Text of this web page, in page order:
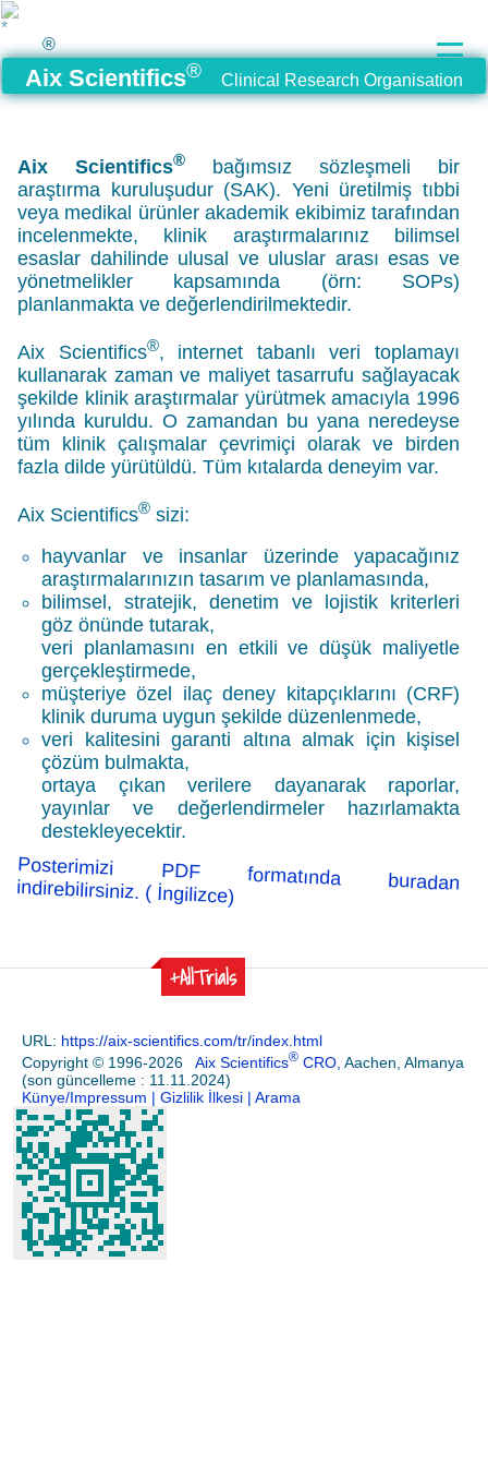
®
Aix Scientifics® Clinical Research Organisation
Aix Scientifics®bağımsız sözleşmeli bir
araştırma kuruluşudur (SAK). Yeni üretilmiş tıbbi
veya medikal ürünler akademik ekibimiz tarafından
incelenmekte, klinik araştırmalarınız bilimsel
esaslar dahilinde ulusal ve uluslar arası esas ve
yönetmelikler kapsamında (örn: SOPs)
planlanmakta ve değerlendirilmektedir.
Aix Scientifics®, internet tabanlı veri toplamayı
kullanarak zaman ve maliyet tasarrufu sağlayacak
şekilde klinik araştırmalar yürütmek amacıyla 1996
yılında kuruldu. O zamandan bu yana neredeyse
tüm klinik çalışmalar çevrimiçi olarak ve birden
fazla dilde yürütüldü. Tüm kıtalarda deneyim var.
Aix Scientifics®sizi:
hayvanlar ve insanlar üzerinde yapacağınız
araştırmalarınızın tasarım ve planlamasında,
bilimsel, stratejik, denetim ve lojistik kriterleri
göz önünde tutarak,
veri planlamasını en etkili ve düşük maliyetle
gerçekleştirmede,
müşteriye özel ilaçdeney kitapçıklarını (CRF)
klinik duruma uygun şekilde düzenlenmede,
veri kalitesini garanti altına almak için kişisel
çözüm bulmakta,
ortaya çıkan verilere dayanarak raporlar,
yayınlar ve değerlendirmeler hazırlamakta
destekleyecektir.
Posterimizi PDF formatında buradan
indirebilirsiniz. ( İngilizce)
+AllTrials
URL: https://aix-scientifics.com/tr/index.html
Copyright © 1996-2026 Aix Scientifics® CRO , Aachen, Almanya
(son güncelleme : 11.11.2024)
Künye/Impressum | Gizlilik İlkesi | Arama